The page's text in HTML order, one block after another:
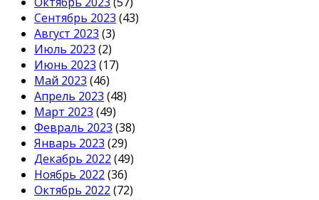
Сентябрь 2023 (43)
Август 2023 (3)
Июль 2023 (2)
Июнь 2023 (17)
Май 2023 (46)
Апрель 2023 (48)
Март 2023 (49)
Февраль 2023 (38)
Январь 2023 (29)
Декабрь 2022 (49)
Ноябрь 2022 (36)
Октябрь 2022 (72)